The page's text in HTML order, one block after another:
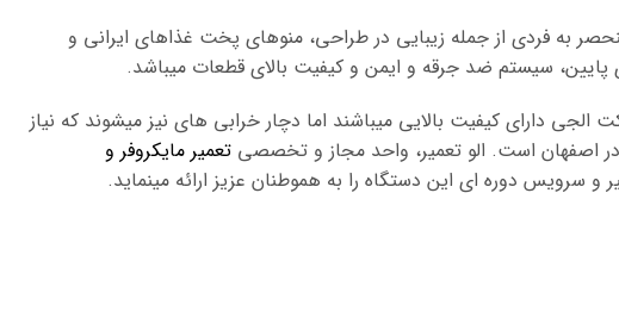
به فردی از جمله زیبایی در طراحی، منوهای پخت غذاهای ایرانی و
سیستم ضد جرقه و ایمن و کیفیت بالای قطعات میباشد.
دارای کیفیت بالایی میباشند اما دچار خرابی های نیز میشوند که نیاز
اصفهان است. الو تعمیر، واحد مجاز و تخصصی تعمیر مایکروفر و